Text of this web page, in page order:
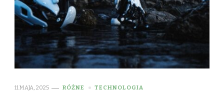
11 MAJA, 2025 RÓŻNE TECHNOLOGIA